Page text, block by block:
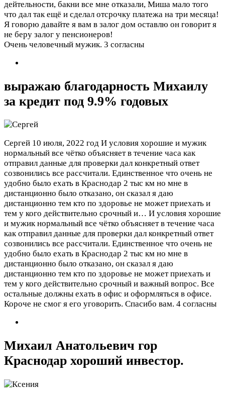
дейтельности, бакни все мне отказали, Миша мало того
что дал так ещё и сделал отсрочку платежа на три месяца!
Я говорю давайте я вам в залог дом оставлю он говорит я
не беру залог у пенсионеров!
Очень человечный мужик. 3 согласны
выражаю благодарность Михаилу
за кредит под 9.9% годовых
Сергей 10 июля, 2022 год И условия хорошие и мужик
нормальный все чётко объясняет в течение часа как
отправил данные для проверки дал конкретный ответ
созвонились все рассчитали. Единственное что очень не
удобно было ехать в Краснодар 2 тыс км но мне в
дистанционно было отказано, он сказал я даю
дистанционно тем кто по здоровье не может приехать и
тем у кого действительно срочный и… И условия хорошие
и мужик нормальный все чётко объясняет в течение часа
как отправил данные для проверки дал конкретный ответ
созвонились все рассчитали. Единственное что очень не
удобно было ехать в Краснодар 2 тыс км но мне в
дистанционно было отказано, он сказал я даю
дистанционно тем кто по здоровье не может приехать и
тем у кого действительно срочный и важный вопрос. Все
остальные должны ехать в офис и оформляться в офисе.
Короче не смог я его уговорить. Спасибо вам. 4 согласны
Михаил Анатольевич гор
Краснодар хороший инвестор.